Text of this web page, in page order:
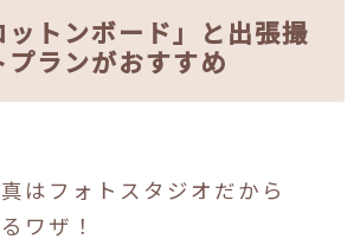
ットンボード」と出張撮
ランがおすすめ
はフォトスタジオだから
ワザ！